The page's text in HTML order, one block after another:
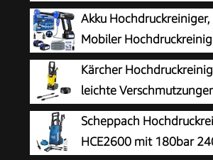
500 l/h,
Wasserfilter, Gewicht: 6,3 kg, HD-
Pistole,Dreckfräser, Vario Power
Schaumdüse
Akku Hochdruckreiniger,
Mobiler
Akku Druckreiniger für
Autowäsche, Hochdruckreiniger
Multifunktionsdüse
Kärcher
leichte
Fahrrädern,
Motorrädern & Co.
Pistole, 6 m Hochdruckschlauch
Scheppach
HCE2600 mit 180bar